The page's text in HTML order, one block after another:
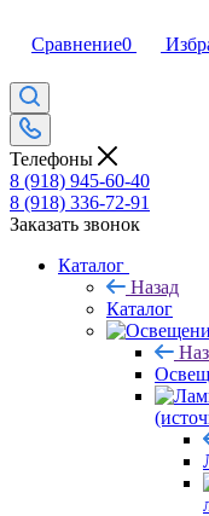
Сравнение0
Телефоны
8 (918) 945-60-40
8 (918) 336-72-91
Заказать звонок
Каталог
Назад
Каталог